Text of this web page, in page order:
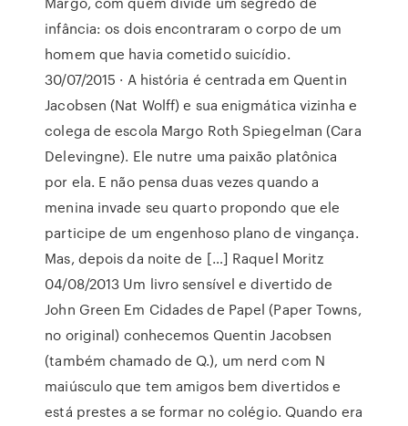
infância: os dois encontraram o corpo de um
homem que havia cometido suicídio.
30/07/2015 · A história é centrada em Quentin
Jacobsen (Nat Wolff) e sua enigmática vizinha e
colega de escola Margo Roth Spiegelman (Cara
Delevingne). Ele nutre uma paixão platônica
por ela. E não pensa duas vezes quando a
menina invade seu quarto propondo que ele
participe de um engenhoso plano de vingança.
Mas, depois da noite de […] Raquel Moritz
04/08/2013 Um livro sensível e divertido de
John Green Em Cidades de Papel (Paper Towns,
no original) conhecemos Quentin Jacobsen
(também chamado de Q.), um nerd com N
maiúsculo que tem amigos bem divertidos e
está prestes a se formar no colégio. Quando era